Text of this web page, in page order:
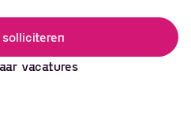
vacatures